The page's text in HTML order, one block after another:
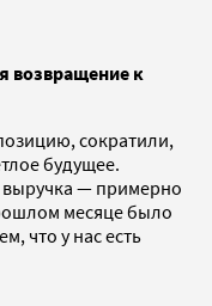
возвращение к
сократили,
будущее.
выручка — примерно
месяце было
что у нас есть